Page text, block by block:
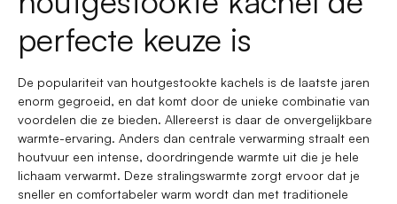
perfecte keuze is
De populariteit van houtgestookte kachels is de laatste jaren
enorm gegroeid, en dat komt door de unieke combinatie van
voordelen die ze bieden. Allereerst is daar de onvergelijkbare
warmte-ervaring. Anders dan centrale verwarming straalt een
houtvuur een intense, doordringende warmte uit die je hele
lichaam verwarmt. Deze stralingswarmte zorgt ervoor dat je
sneller en comfortabeler warm wordt dan met traditionele